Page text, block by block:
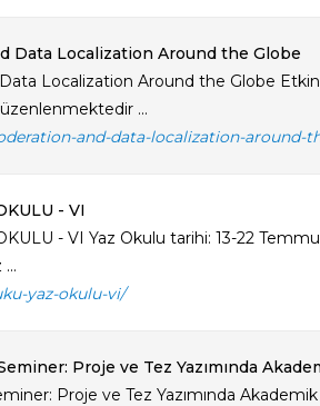
Data Localization Around the Globe
Localization Around the Globe
...
and-data-localization-around-
- VI
- VI Yaz Okulu tarihi: 13-22
yaz-okulu-vi/
Proje ve Tez Yazımında
Proje ve Tez Yazımında Akademik